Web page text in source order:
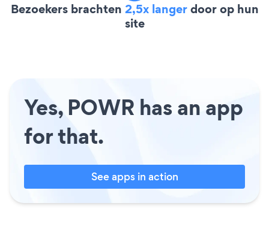
Bezoekers brachten 2,5x langerdoor op hun
site
Yes, POWR has an app
for that.
See apps in action